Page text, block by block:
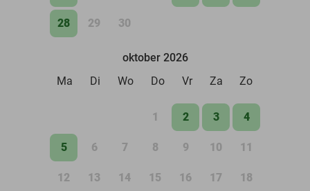
28 29 30
oktober 2026
Ma
Di Wo Do Vr Za Zo
1 2 3 4
5 6 7 8 9 10 11
12 13 14 15 16 17 18